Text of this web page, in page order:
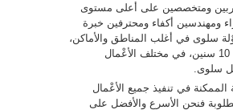
ومتخصصين على أعلى مستوى
ومهندسين أكفاء ومحترفين خبرة
سلوى في أغلب المناطق والأماكن،
خبرة تزيد عن 10 سنين، في مختلف الأعْمال
سلوى.
الممكنة في تنفيذ جميع الأعْمال
فنحن الأسرع والأفضل على